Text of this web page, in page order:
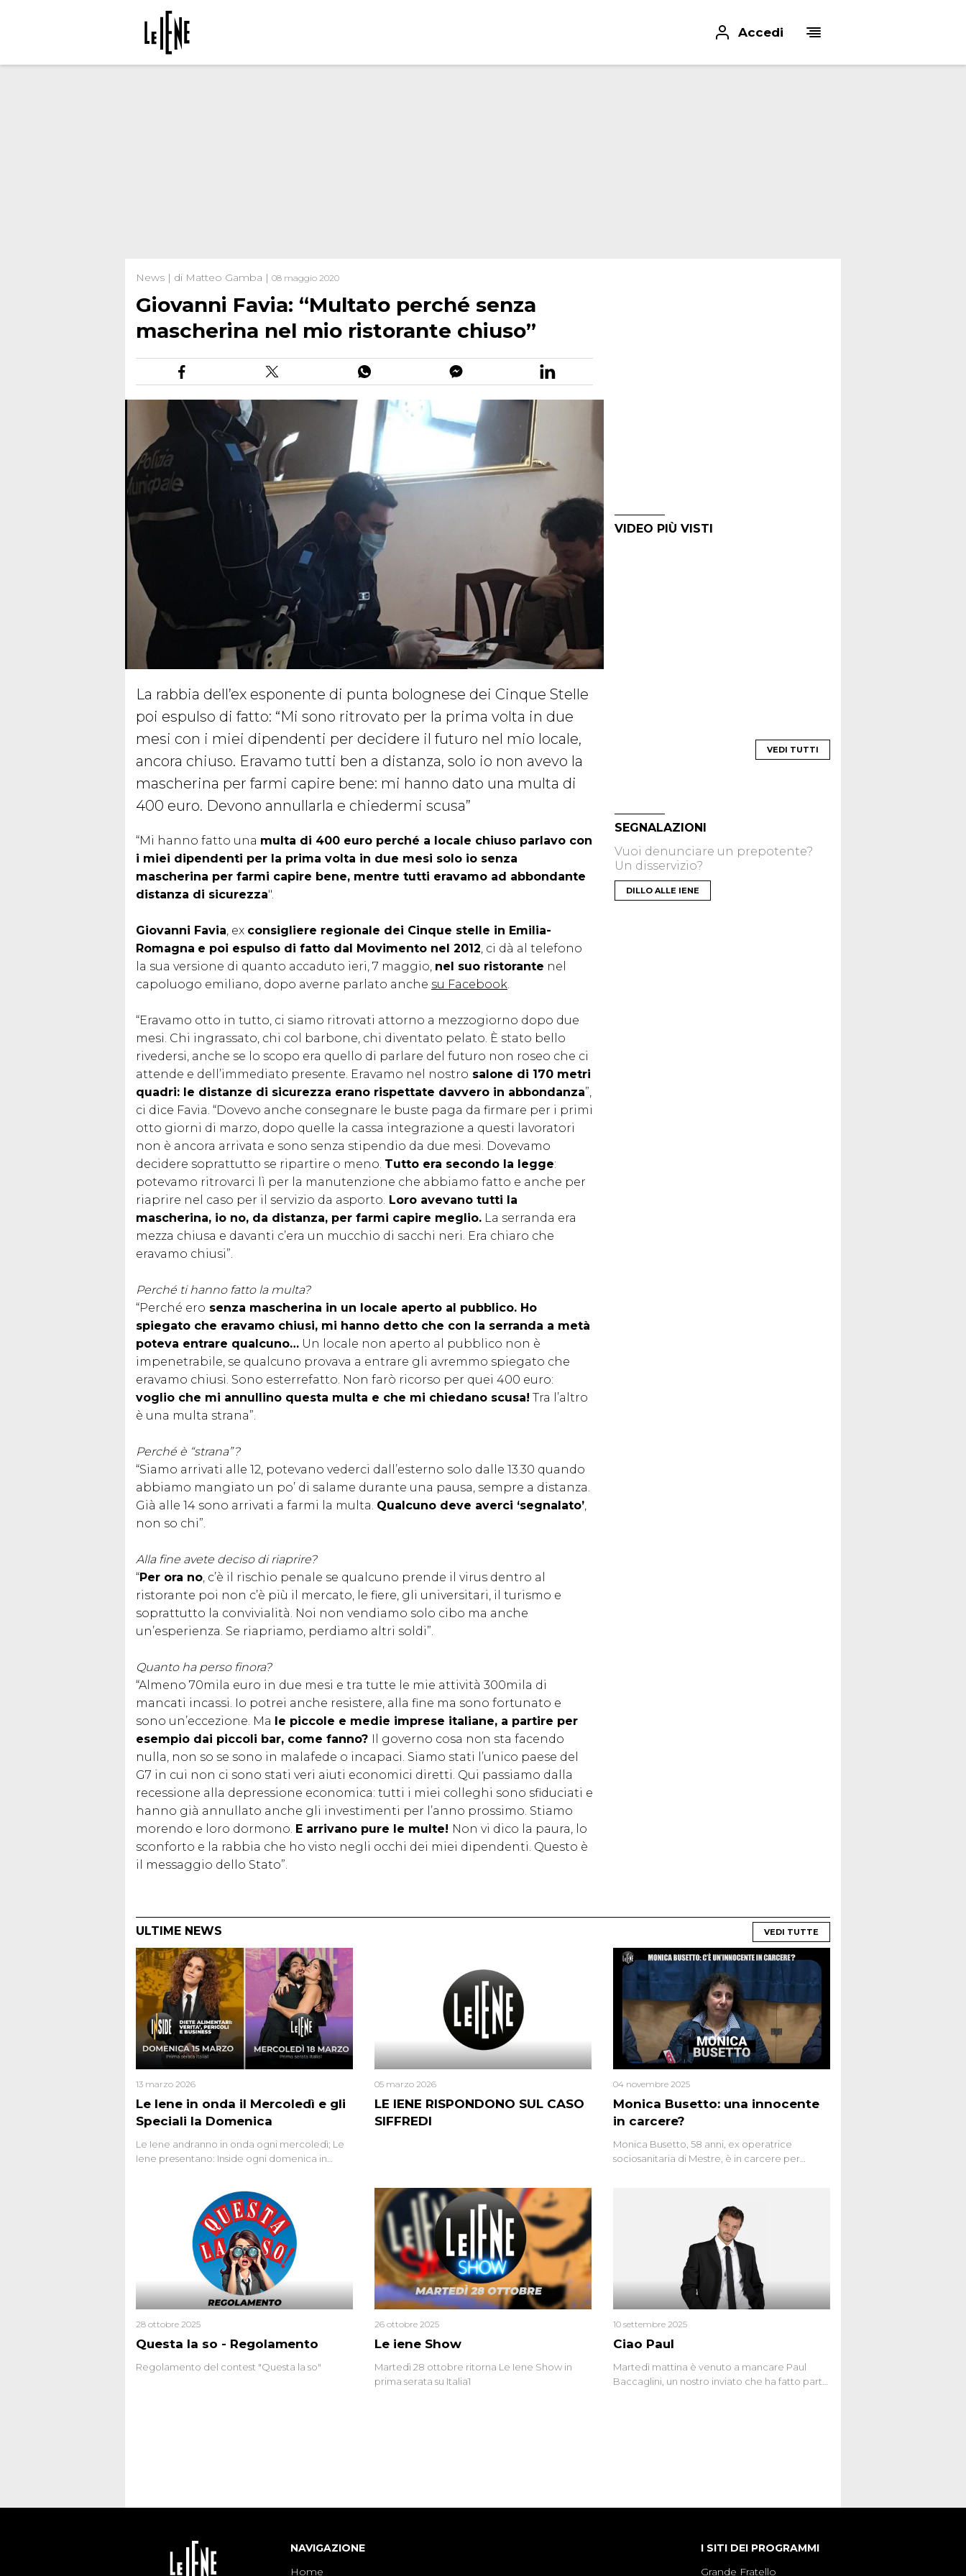
Accedi
News | di Matteo Gamba | 08 maggio 2020
Giovanni Favia: “Multato perché senza
mascherina nel mio ristorante chiuso”
La rabbia dell’ex esponente di punta bolognese dei Cinque Stelle
poi espulso di fatto: “Mi sono ritrovato per la prima volta in due
mesi con i miei dipendenti per decidere il futuro nel mio locale,
ancora chiuso. Eravamo tutti ben a distanza, solo io non avevo la
mascherina per farmi capire bene: mi hanno dato una multa di
400 euro. Devono annullarla e chiedermi scusa”
“Mi hanno fatto una multa di 400 euro perché a locale chiuso parlavo con
i miei dipendenti per la prima volta in due mesi solo io senza
mascherina per farmi capire bene, mentre tutti eravamo ad abbondante
distanza di sicurezza".
Giovanni Favia , ex consigliere regionale dei Cinque stelle in Emilia-
Romagna e poi espulso di fatto dal Movimento nel 2012 , ci dà al telefono
la sua versione di quanto accaduto ieri, 7 maggio, nel suo ristorante nel
capoluogo emiliano, dopo averne parlato anche su Facebook
“Eravamo otto in tutto, ci siamo ritrovati attorno a mezzogiorno dopo due
mesi. Chi ingrassato, chi col barbone, chi diventato pelato. È stato bello
rivedersi, anche se lo scopo era quello di parlare del futuro non roseo che ci
attende e dell’immediato presente. Eravamo nel nostro salone di 170 metri
quadri: le distanze di sicurezza erano rispettate davvero in abbondanza”,
ci dice Favia. “Dovevo anche consegnare le buste paga da firmare per i primi
otto giorni di marzo, dopo quelle la cassa integrazione a questi lavoratori
non è ancora arrivata e sono senza stipendio da due mesi. Dovevamo
decidere soprattutto se ripartire o meno. Tutto era secondo la legge:
potevamo ritrovarci lì per la manutenzione che abbiamo fatto e anche per
riaprire nel caso per il servizio da asporto. Loro avevano tutti la
mascherina, io no, da distanza, per farmi capire meglio. La serranda era
mezza chiusa e davanti c’era un mucchio di sacchi neri. Era chiaro che
eravamo chiusi”.
Perché ti hanno fatto la multa?
“Perché ero senza mascherina in un locale aperto al pubblico. Ho
spiegato che eravamo chiusi, mi hanno detto che con la serranda a metà
poteva entrare qualcuno… Un locale non aperto al pubblico non è
impenetrabile, se qualcuno provava a entrare gli avremmo spiegato che
eravamo chiusi. Sono esterrefatto. Non farò ricorso per quei 400 euro:
voglio che mi annullino questa multa e che mi chiedano scusa! Tra l’altro
è una multa strana”.
Perché è “strana”?
“Siamo arrivati alle 12, potevano vederci dall’esterno solo dalle 13.30 quando
abbiamo mangiato un po’ di salame durante una pausa, sempre a distanza.
Già alle 14 sono arrivati a farmi la multa. Qualcuno deve averci ‘segnalato’
non so chi”.
Alla fine avete deciso di riaprire?
“Per ora no , c’è il rischio penale se qualcuno prende il virus dentro al
ristorante poi non c’è più il mercato, le fiere, gli universitari, il turismo e
soprattutto la convivialità. Noi non vendiamo solo cibo ma anche
un’esperienza. Se riapriamo, perdiamo altri soldi”.
Quanto ha perso finora?
“Almeno 70mila euro in due mesi e tra tutte le mie attività 300mila di
mancati incassi. Io potrei anche resistere, alla fine ma sono fortunato e
sono un’eccezione. Ma le piccole e medie imprese italiane, a partire per
esempio dai piccoli bar, come fanno? Il governo cosa non sta facendo
nulla, non so se sono in malafede o incapaci. Siamo stati l’unico paese del
G7 in cui non ci sono stati veri aiuti economici diretti. Qui passiamo dalla
recessione alla depressione economica: tutti i miei colleghi sono sfiduciati e
hanno già annullato anche gli investimenti per l’anno prossimo. Stiamo
morendo e loro dormono. E arrivano pure le multe! Non vi dico la paura, lo
sconforto e la rabbia che ho visto negli occhi dei miei dipendenti. Questo è
il messaggio dello Stato”.
VIDEO PIÙ VISTI
VEDI TUTTI
SEGNALAZIONI
Vuoi denunciare un prepotente?
Un disservizio?
DILLO ALLE IENE
ULTIME NEWS VEDI TUTTE
Le Iene in onda il Mercoledì e gli
Speciali la Domenica
13 marzo 2026
Le Iene andranno in onda ogni mercoledì; Le
Iene presentano: Inside ogni domenica in
LE IENE RISPONDONO SUL CASO
SIFFREDI
05 marzo 2026
Monica Busetto: una innocente
in carcere?
04 novembre 2025
Monica Busetto, 58 anni, ex operatrice
sociosanitaria di Mestre, è in carcere per
Monica si proclama innocente. Nel 2015
un’altra donna confessa lo stesso delitto, poi
ritratta. Due colpevoli per un solo omicidio:
errore giudiziario o giustizia cieca?
Questa la so - Regolamento
28 ottobre 2025
Regolamento del contest "Questa la so"
Le iene Show
26 ottobre 2025
Martedì 28 ottobre ritorna Le Iene Show in
prima serata su Italia1
Ciao Paul
10 settembre 2025
Martedì mattina è venuto a mancare Paul
Baccaglini, un nostro inviato che ha fatto parte
NAVIGAZIONE
Home
I SITI DEI PROGRAMMI
Grande Fratello